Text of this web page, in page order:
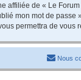
affiliée de « Le
mon mot de
permettra de vous
Nous